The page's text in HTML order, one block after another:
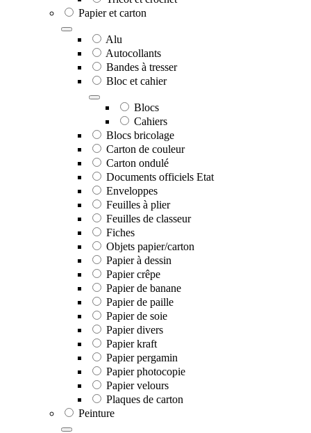
Papier et carton
Alu
Autocollants
Bandes à tresser
Bloc et cahier
Blocs
Cahiers
Blocs bricolage
Carton de couleur
Carton ondulé
Documents officiels Etat
Enveloppes
Feuilles à plier
Feuilles de classeur
Fiches
Objets papier/carton
Papier à dessin
Papier crêpe
Papier de banane
Papier de paille
Papier de soie
Papier divers
Papier kraft
Papier pergamin
Papier photocopie
Papier velours
Plaques de carton
Peinture